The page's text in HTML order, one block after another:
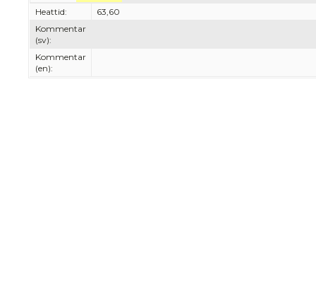
Heattid:
63,60
Kommentar
(sv):
Kommentar
(en):